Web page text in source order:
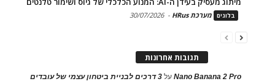
בלוגים מערכת HRus -
30/07/2026
תגובות אחרונות
Nano Banana 2 Proעל 3 דרכים לבניית ביטחון עצמי של עובדים